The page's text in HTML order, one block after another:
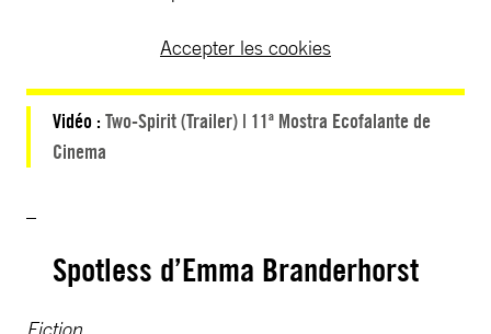
Accepter les cookies
Vidéo : Two-Spirit (Trailer) | 11ª Mostra Ecofalante de
Cinema
Spotless d’Emma Branderhorst
Fiction